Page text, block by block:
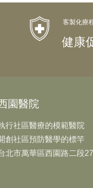
健康
園醫院
行社區醫療的模範醫院
創社區預防醫學的標竿
北市萬華區西園路二段